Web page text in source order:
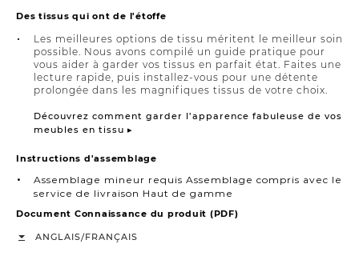
Des tissus qui ont de l'étoffe
Les meilleures options de tissu méritent le meilleur soin
possible. Nous avons compilé un guide pratique pour
vous aider à garder vos tissus en parfait état. Faites une
lecture rapide, puis installez-vous pour une détente
prolongée dans les magnifiques tissus de votre choix.
Découvrez comment garder l’apparence fabuleuse de vos
meubles en tissu ▸
Instructions d'assemblage
Assemblage mineur requis Assemblage compris avec le
service de livraison Haut de gamme
Document Connaissance du produit (PDF)
ANGLAIS/FRANÇAIS